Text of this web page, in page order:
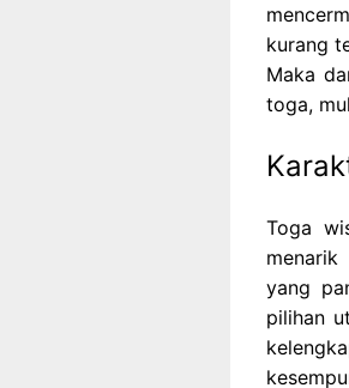
kurang
Maka
toga,
Toga
yang
pilihan